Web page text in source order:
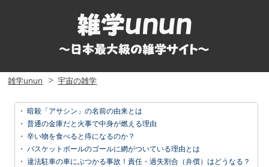
雑学unun 宇宙の雑学
・ 暗殺「アサシン」の名前の由来とは
・ 普通の金庫だと火事で中身が燃える理由
・ 辛い物を食べると痔になるのか？
・ バスケットボールのゴールに網がついている理由とは
・ 違法駐車の車にぶつかる事故！責任・過失割合（弁償）はどうなる？